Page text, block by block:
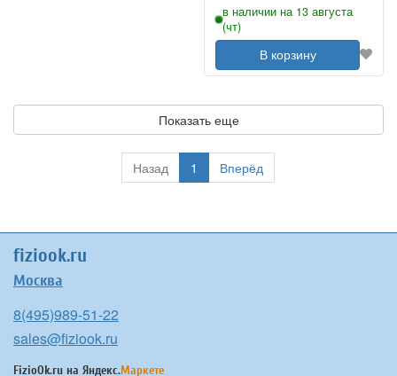
в наличии на 13 августа
(чт)
В корзину
Показать еще
Назад 1 Вперёд
fiziook.ru
Москва
8(495)989-51-22
sales@fiziook.ru
FizioOk.ru на Яндекс.Маркете